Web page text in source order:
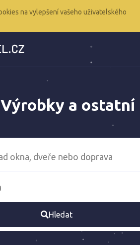
na vylepšení vašeho uživatelského
Výrobky a ostatní
Hledat